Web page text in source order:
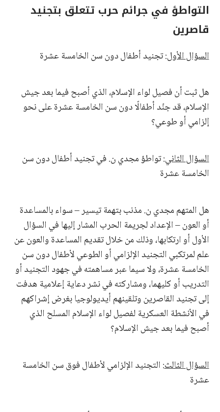
التواطؤ في جرائم حرب تتعلق بتجنيد
قاصرين
السؤال الأول: تجنيد أطفال دون سن الخامسة عشرة
هل ثبت أن فصيل لواء الإسلام، الذي أصبح فيما بعد جيش
الإسلام، قد جنّد أطفالًا دون سن الخامسة عشرة على نحو
إلزامي أو طوعي؟
السؤال الثاني: تواطؤ مجدي ن. في تجنيد أطفال دون سن
الخامسة عشرة
هل المتهم مجدي ن. مذنب بتهمة تيسير – سواء بالمساعدة
أو العون – الإعداد لجريمة الحرب المشار إليها في السؤال
الأول أو ارتكابها، وذلك من خلال تقديم المساعدة والعون عن
علم لمرتكبي التجنيد الإلزامي أو الطوعي لأطفال دون سن
الخامسة عشرة، ولا سيما عبر مساهمته في جهود التجنيد أو
التدريب أو كليهما، ومشاركته في نشر دعاية إعلامية هدفت
إلى تجنيد القاصرين وتلقينهم أيديولوجيا بغرض إشراكهم
في الأنشطة العسكرية لفصيل لواء الإسلام المسلح الذي
أصبح فيما بعد جيش الإسلام؟
السؤال الثالث: التجنيد الإلزامي لأطفال فوق سن الخامسة
عشرة